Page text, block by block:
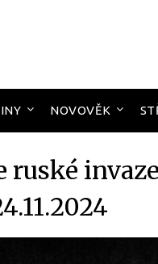
NOVOVĚK
ruské